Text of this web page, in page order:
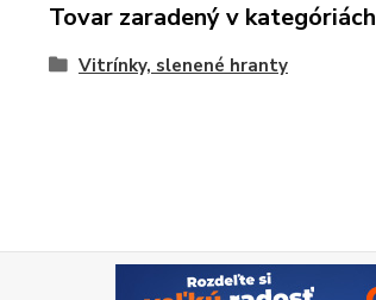
Tovar zaradený v kategóriách
Vitrínky, slenené hranty